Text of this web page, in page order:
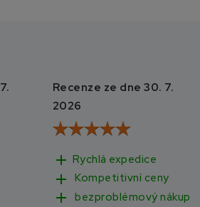
Recenze ze dne 30. 7.
2026
add Rychlá expedice
add Kompetitivní ceny
add bezproblémový nákup